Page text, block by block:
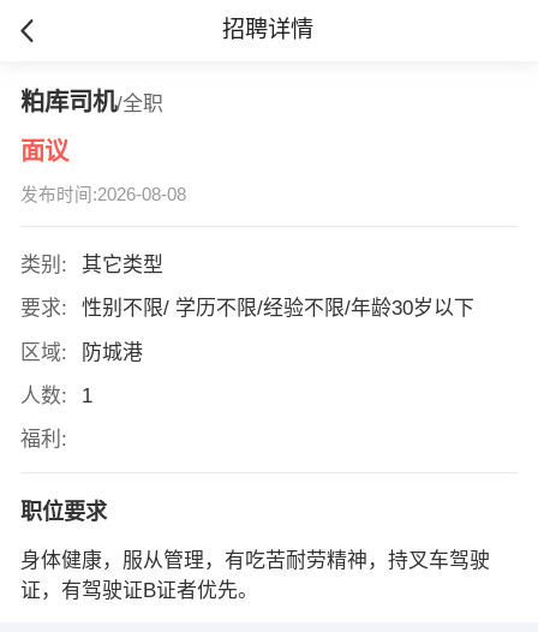
招聘详情
粕库司机/全职
面议
发布时间:2026-08-08
类别:
其它类型
要求:
性别不限/ 学历不限/经验不限/年龄30岁以下
区域:
防城港
人数:
1
福利:
职位要求
身体健康，服从管理，有吃苦耐劳精神，持叉车驾驶
证，有驾驶证B证者优先。